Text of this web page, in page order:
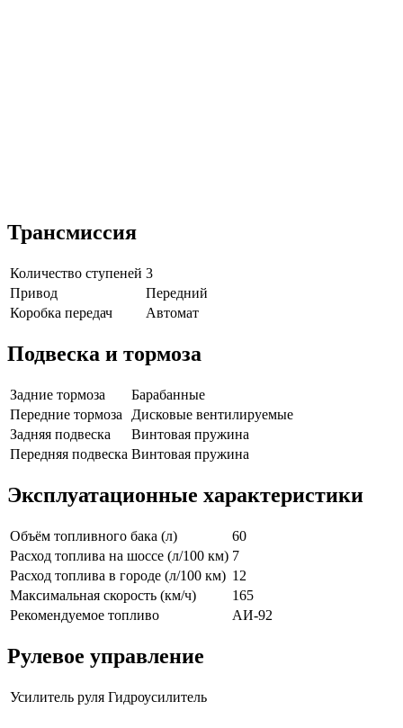
Трансмиссия
Количество ступеней 3
Привод
Передний
Коробка передач
Автомат
Подвеска и тормоза
Задние тормоза
Барабанные
Передние тормоза
Дисковые вентилируемые
Задняя подвеска
Винтовая пружина
Передняя подвеска Винтовая пружина
Эксплуатационные характеристики
Объём топливного бака (л)
60
Расход топлива на шоссе (л/100 км) 7
Расход топлива в городе (л/100 км) 12
Максимальная скорость (км/ч)
165
Рекомендуемое топливо
АИ-92
Рулевое управление
Усилитель руля Гидроусилитель